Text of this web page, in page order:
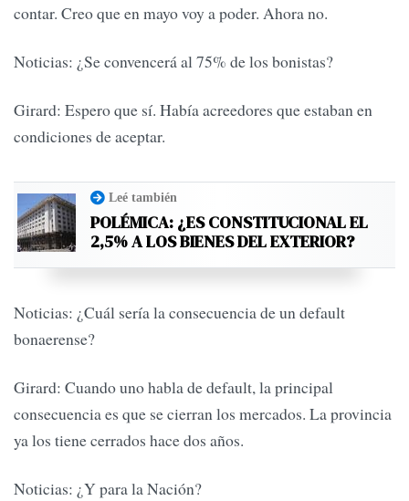
contar. Creo que en mayo voy a poder. Ahora no.
Noticias: ¿Se convencerá al 75% de los bonistas?
Girard: Espero que sí. Había acreedores que estaban en
condiciones de aceptar.
Leé también
POLÉMICA: ¿ES CONSTITUCIONAL EL
2,5% A LOS BIENES DEL EXTERIOR?
Noticias: ¿Cuál sería la consecuencia de un default
bonaerense?
Girard: Cuando uno habla de default, la principal
consecuencia es que se cierran los mercados. La provincia
ya los tiene cerrados hace dos años.
Noticias: ¿Y para la Nación?